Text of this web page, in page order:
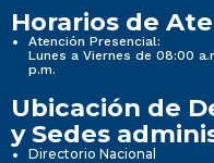
Horarios de
Atención Presencial:
Lunes a Viernes de 08:00
p.m.
Ubicación de
y Sedes
Directorio Nacional